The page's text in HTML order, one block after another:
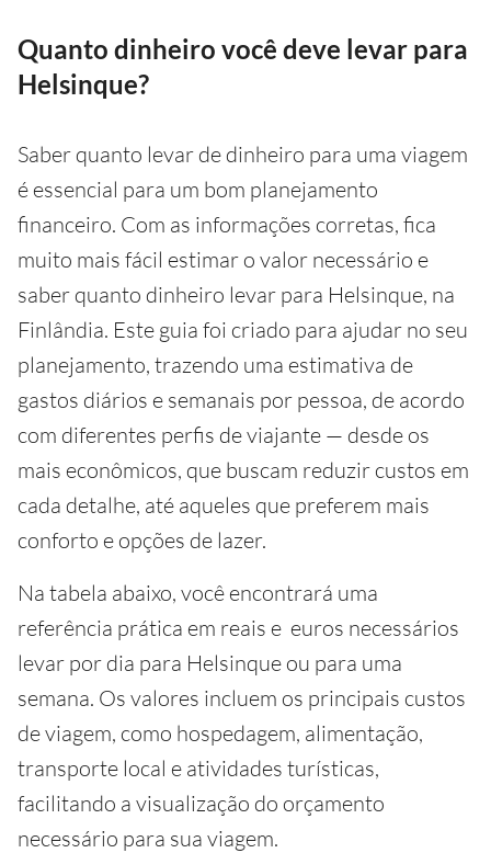
Quanto dinheiro você deve levar para
Helsinque?
Saber quanto levar de dinheiro para uma viagem
é essencial para um bom planejamento
financeiro. Com as informações corretas, fica
muito mais fácil estimar o valor necessário e
saber quanto dinheiro levar para Helsinque, na
Finlândia. Este guia foi criado para ajudar no seu
planejamento, trazendo uma estimativa de
gastos diários e semanais por pessoa, de acordo
com diferentes perfis de viajante — desde os
mais econômicos, que buscam reduzir custos em
cada detalhe, até aqueles que preferem mais
conforto e opções de lazer.
Na tabela abaixo, você encontrará uma
referência prática em reais e euros necessários
levar por dia para Helsinque ou para uma
semana. Os valores incluem os principais custos
de viagem, como hospedagem, alimentação,
transporte local e atividades turísticas,
facilitando a visualização do orçamento
necessário para sua viagem.